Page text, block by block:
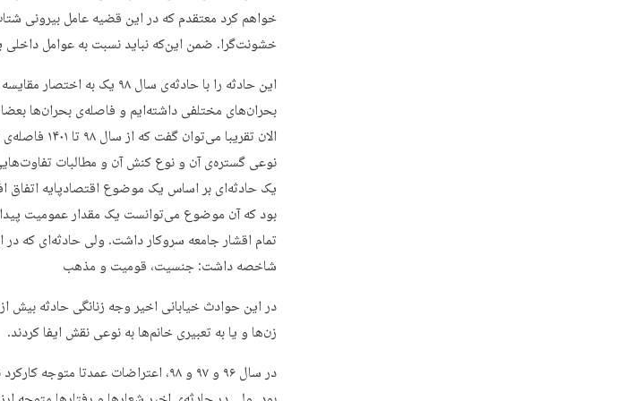
خواهم کرد معتقدم که در این قضیه عامل بیرونی
خشونت‌گرا. ضمن این‌که نباید نسبت به عوامل داخلی
این حادثه را با حادثه‌ی سال ۹۸
الان تقریبا
یک حادثه‌ای بر اساس یک موضوع اقتصادپایه اتفاق
بود که آن موضوع می‌توانست یک مقدار عمومیت
تمام اقشار جامعه سروکار داشت. ولی حادثه‌ای که در
شاخصه داشت: جنسیت، قومیت و مذهب
در این حوادث خیابانی اخیر وجه زنانگی حادثه بیش
زن‌ها و یا به تعبیری خانم‌ها به نوعی نقش ایفا کردند.
در سال ۹۶ و ۹۷ و ۹۸، اعتراضات عمدتا